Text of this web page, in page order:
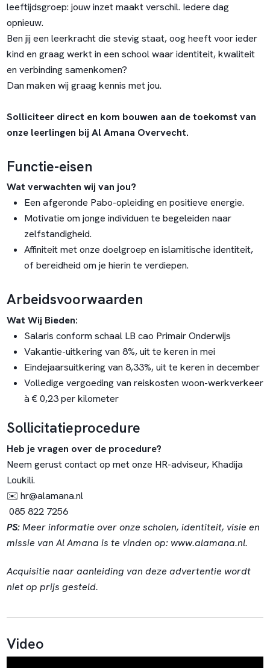
leeftijdsgroep: jouw inzet maakt verschil. Iedere dag
opnieuw.
Ben jij een leerkracht die stevig staat, oog heeft voor ieder
kind en graag werkt in een school waar identiteit, kwaliteit
en verbinding samenkomen?
Dan maken wij graag kennis met jou.
Solliciteer direct en kom bouwen aan de toekomst van
onze leerlingen bij Al Amana Overvecht.
Functie-eisen
Wat verwachten wij van jou?
Een afgeronde Pabo-opleiding en positieve energie.
Motivatie om jonge individuen te begeleiden naar
zelfstandigheid.
Affiniteit met onze doelgroep en islamitische identiteit,
of bereidheid om je hierin te verdiepen.
Arbeidsvoorwaarden
Wat Wij Bieden:
Salaris conform schaal LB cao Primair Onderwijs
Vakantie-uitkering van 8%, uit te keren in mei
Eindejaarsuitkering van 8,33%, uit te keren in december
Volledige vergoeding van reiskosten woon-werkverkeer
à € 0,23 per kilometer
Sollicitatieprocedure
Heb je vragen over de procedure?
Neem gerust contact op met onze HR-adviseur, Khadija
Loukili.
✉️ hr@alamana.nl
085 822 7256
PS:Meer informatie over onze scholen, identiteit, visie en
missie van Al Amana is te vinden op: www.alamana.nl.
Acquisitie naar aanleiding van deze advertentie wordt
niet op prijs gesteld.
Video